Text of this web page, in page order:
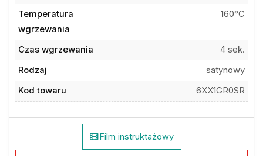
Temperatura
wgrzewania
160°C
Czas wgrzewania
4 sek.
Rodzaj
satynowy
Kod towaru
6XX1GR0SR
Film instruktażowy